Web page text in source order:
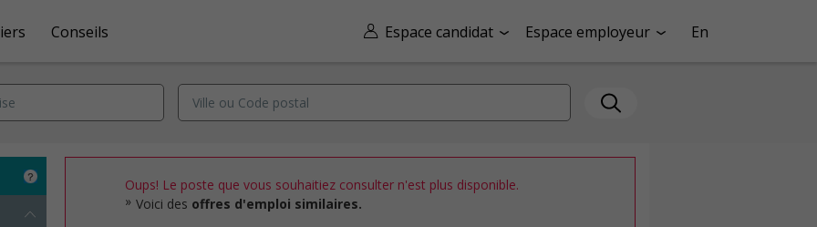
Espace candidat Espace employeur En
Conseils
Oups! Le poste que vous souhaitiez consulter n'est plus disponible.
Voici des offres d'emploi similaires.